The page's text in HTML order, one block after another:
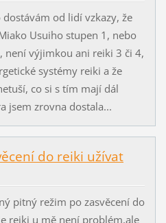
dostávám od lidí vzkazy, že
Usuiho stupen 1, nebo
není výjimkou ani reiki 3 či 4,
systémy reiki a že
co si s tím mají dál
jsem zrovna dostala...
do reiki užívat
pitný režim po zasvěcení do
reiki u mě není problém,ale